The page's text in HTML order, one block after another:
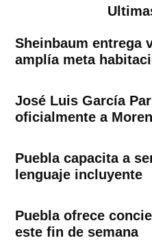
Sheinbaum entrega
amplía meta
José Luis García
oficialmente a
Puebla capacita a
lenguaje incluyente
Puebla ofrece
este fin de semana